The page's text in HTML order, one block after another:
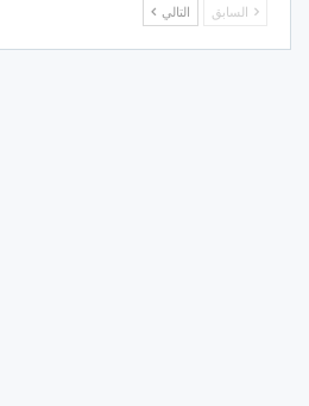
السابق التالي